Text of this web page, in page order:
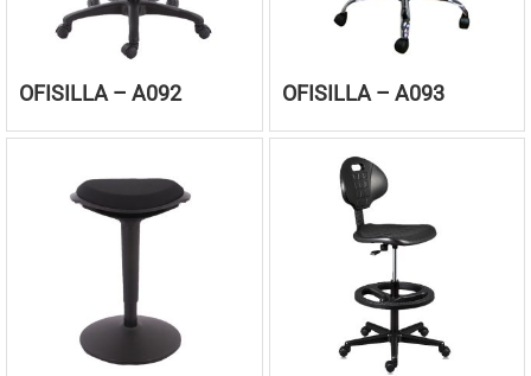
OFISILLA – A092 OFISILLA – A093